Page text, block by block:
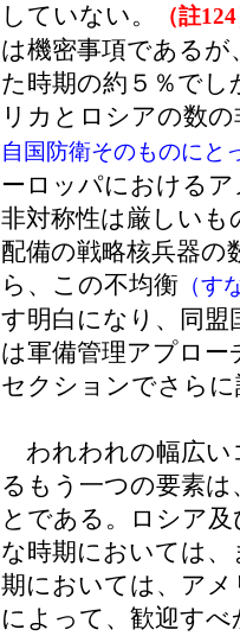
していない。
（註
は機密事項である
た時期の約５％で
リカとロシアの数
自国防衛そのものにと
ーロッパにおける
非対称性は厳しい
配備の戦略核兵器
ら、この不均衡（す
す明白になり、同
は軍備管理アプロ
セクションでさら
われわれの幅広い
るもう一つの要素
とである。ロシア
な時期においては
期においては、ア
によって、歓迎す